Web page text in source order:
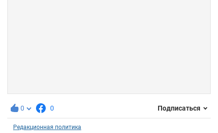
0 0 Подписаться
Редакционная политика